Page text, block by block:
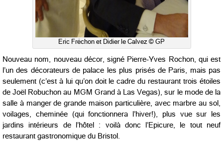
Eric Fréchon et Didier le Calvez © GP
Nouveau nom, nouveau décor, signé Pierre-Yves Rochon, qui est
l’un des décorateurs de palace les plus prisés de Paris, mais pas
seulement (c’est à lui qu’on doit le cadre du restaurant trois étoiles
de Joël Robuchon au MGM Grand à Las Vegas), sur le mode de la
salle à manger de grande maison particulière, avec marbre au sol,
voilages, cheminée (qui fonctionnera l’hiver!), plus vue sur les
jardins intérieurs de l’hôtel : voilà donc l’Epicure, le tout neuf
restaurant gastronomique du Bristol.